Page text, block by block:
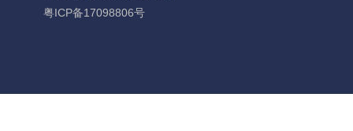
粤ICP备17098806号